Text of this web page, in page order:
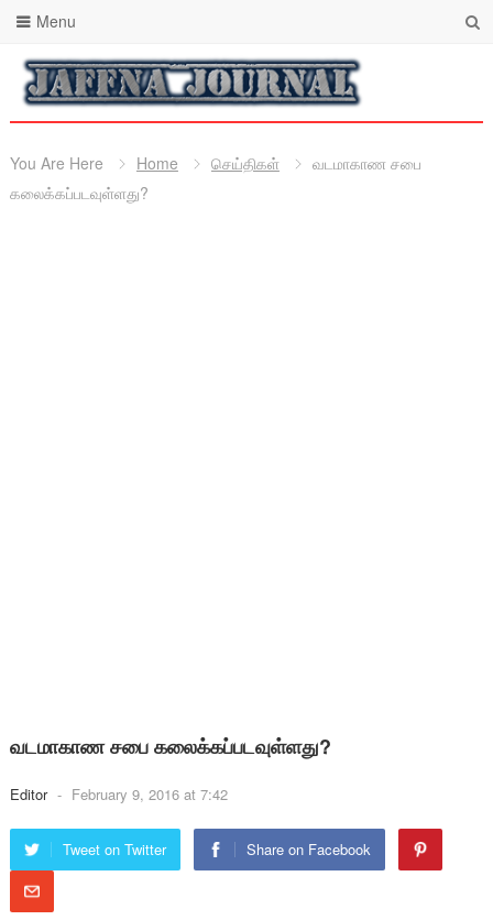
Menu
You Are Here Home செய்திகள்
வடமாகாண சபை
கலைக்கப்படவுள்ளது?
வடமாகாண சபை கலைக்கப்படவுள்ளது?
Editor - February 9, 2016 at 7:42
Tweet on Twitter Share on Facebook